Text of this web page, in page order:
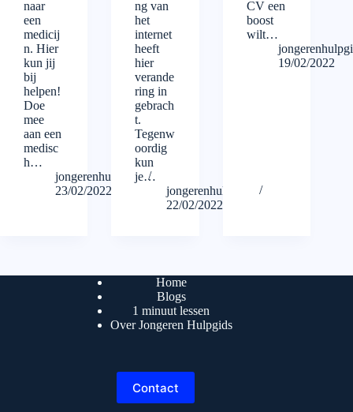
naar
een
medicij
n. Hier
kun jij
bij
helpen!
Doe
mee
aan een
medisc
h…
jongerenhulpgids
23/02/2022
ng van
het
internet
heeft
hier
verande
ring in
gebrach
t.
Tegenw
oordig
kun
je…
jongerenhulpgids
22/02/2022
CV een
boost
wilt…
19/02/2022
Home
Blogs
1 minuut lessen
Over Jongeren Hulpgids
Contact